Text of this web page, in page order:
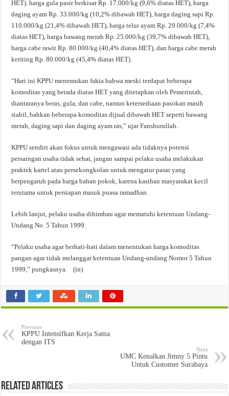
HET). harga gula pasir berkisar Rp. 17.000/kg (9,6% diatas HET), harga
daging ayam Rp. 33.000/kg (10,2% dibawah HET), harga daging sapi Rp.
110.000/kg (21,4% dibawah HET), harga telur ayam Rp. 29.000/kg (7,4%
diatas HET), harga bawang merah Rp. 25.000/kg (39,7% dibawah HET),
harga cabe rawit Rp. 80.000/kg (40,4% diatas HET), dan harga cabe merah
keriting Rp. 80.000/kg (45,4% diatas HET).
“Hari ini KPPU menemukan fakta bahwa meski terdapat beberapa
komoditas yang berada diatas HET yang ditetapkan oleh Pemerintah,
diantaranya beras, gula, dan cabe, namun ketersediaan pasokan masih
stabil, bahkan beberapa komoditas dijual dibawah HET seperti bawang
merah, daging sapi dan daging ayam ras,” ujar Fanshurullah.
KPPU sendiri akan fokus untuk mengawasi ada tidaknya potensi
persaingan usaha tidak sehat, jangan sampai pelaku usaha melakukan
praktek kartel atau persekongkolan untuk mengatur pasar yang
berpengaruh pada harga bahan pokok, karena kasihan masyarakat kecil
terutama untuk persiapan masuk puasa ramadhan.
Lebih lanjut, pelaku usaha dihimbau agar mematuhi ketentuan Undang-
Undang No. 5 Tahun 1999.
“Pelaku usaha agar berhati-hati dalam menentukan harga komoditas
pangan agar tidak melanggar ketentuan Undang-undang Nomor 5 Tahun
1999,” pungkasnya. (in)
Previous
KPPU Intensifkan Kerja Sama
dengan ITS
Next
UMC Kenalkan Jimny 5 Pintu
Untuk Customer Surabaya
Related Articles